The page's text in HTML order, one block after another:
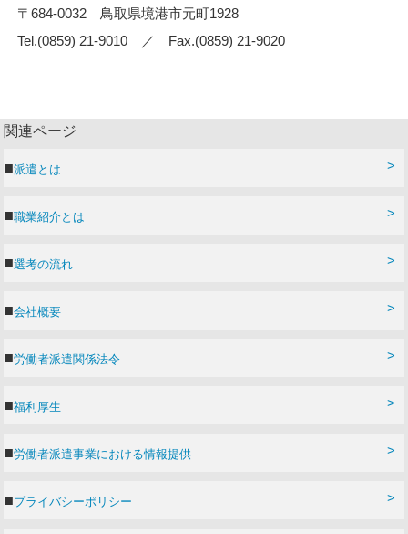
〒684-0032 鳥取県境港市元町1928
Tel.(0859) 21-9010 ／ Fax.(0859) 21-9020
関連ページ
派遣とは
職業紹介とは
選考の流れ
会社概要
労働者派遣関係法令
福利厚生
労働者派遣事業における情報提供
プライバシーポリシー